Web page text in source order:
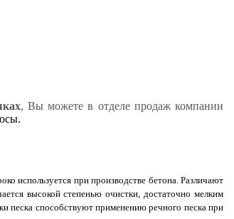
, Вы можете в отделе продаж компании
используется при производстве бетона. Различают
высокой степенью очистки, достаточно мелким
песка способствуют применению речного песка при